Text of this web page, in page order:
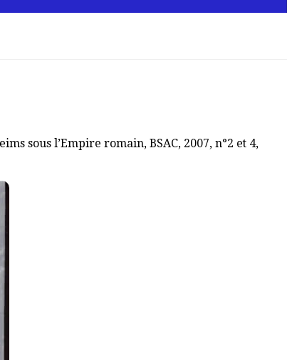
sous l’Empire romain, BSAC, 2007, n°2 et 4,